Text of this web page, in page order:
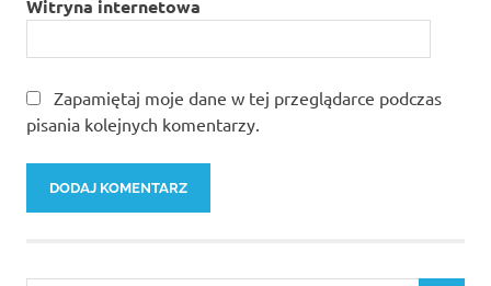
Witryna internetowa
Zapamiętaj moje dane w tej przeglądarce podczas
pisania kolejnych komentarzy.